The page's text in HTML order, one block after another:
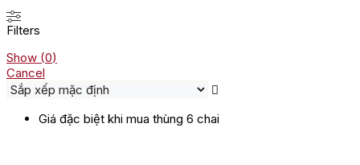
Filters
Show (0)
Cancel
Giá đặc biệt khi mua thùng 6 chai